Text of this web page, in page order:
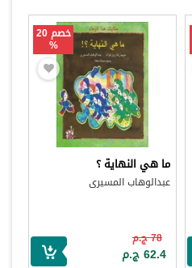
خصم 20
%
ما هي النهاية ؟
عبدالوهاب المسيرى
78 ج.م
62.4 ج.م